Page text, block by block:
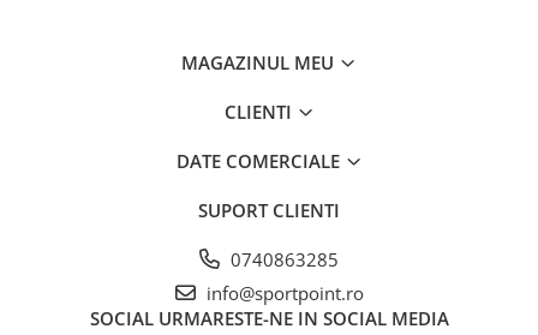
MAGAZINUL MEU
CLIENTI
DATE COMERCIALE
SUPORT CLIENTI
0740863285
info@sportpoint.ro
SOCIAL URMARESTE-NE IN SOCIAL MEDIA